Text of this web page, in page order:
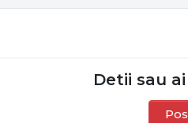
Detii sau